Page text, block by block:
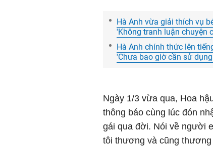
Hà Anh vừa giải thích vụ
'Không tranh luận chuyện
Hà Anh chính thức lên
'Chưa bao giờ cần sử
Ngày 1/3 vừa qua, Hoa
thông báo cùng lúc đón
gái qua đời. Nói về người
tôi thương và cũng thương